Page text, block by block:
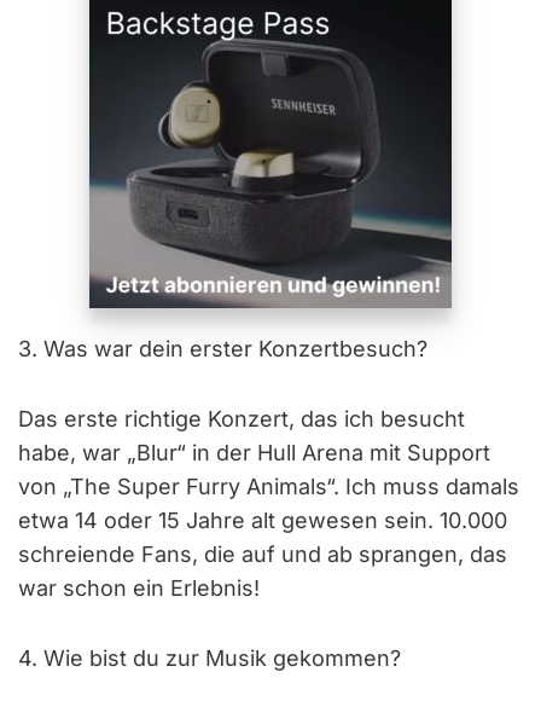
3. Was war dein erster Konzertbesuch?
Das erste richtige Konzert, das ich besucht
habe, war „Blur“ in der Hull Arena mit Support
von „The Super Furry Animals“. Ich muss damals
etwa 14 oder 15 Jahre alt gewesen sein. 10.000
schreiende Fans, die auf und ab sprangen, das
war schon ein Erlebnis!
4. Wie bist du zur Musik gekommen?